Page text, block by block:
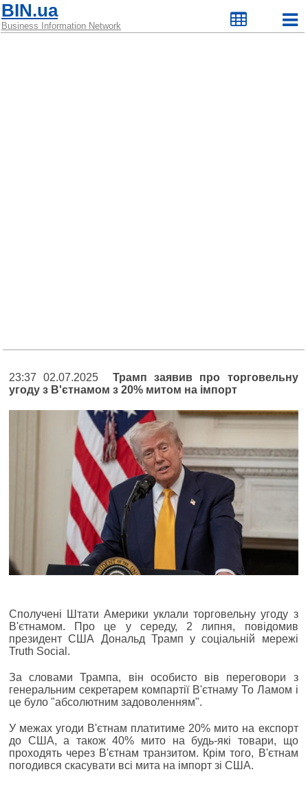
BIN.ua
Business Information Network
23:37 02.07.2025 Трамп заявив про торговельну
угоду з В'єтнамом з 20% митом на імпорт
Сполучені Штати Америки уклали торговельну угоду з
В'єтнамом. Про це у середу, 2 липня, повідомив
президент США Дональд Трамп у соціальній мережі
Truth Social.
За словами Трампа, він особисто вів переговори з
генеральним секретарем компартії В'єтнаму То Ламом і
це було "абсолютним задоволенням".
У межах угоди В'єтнам платитиме 20% мито на експорт
до США, а також 40% мито на будь-які товари, що
проходять через В'єтнам транзитом. Крім того, В'єтнам
погодився скасувати всі мита на імпорт зі США.